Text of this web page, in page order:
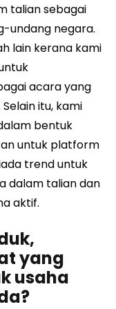
talian sebagai
undang negara.
lain kerana kami
acara yang
itu, kami
bentuk
untuk platform
trend untuk
dalam talian dan
aktif.
yang
usaha